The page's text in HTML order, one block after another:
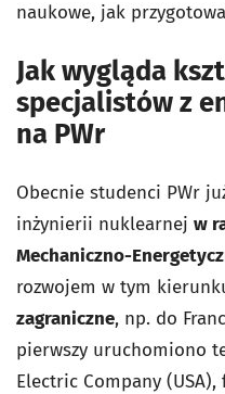
naukowe, jak
Jak wygląda
specjalistów z
na PWr
Obecnie studenci PWr
inżynierii nuklearnej w
Mechaniczno-
rozwojem w tym
zagraniczne, np. do
pierwszy uruchomiono
Electric Company